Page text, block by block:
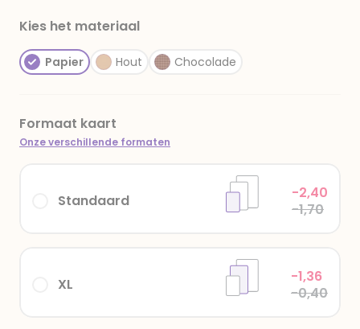
Kies het materiaal
Papier Hout Chocolade
Formaat kaart
Onze verschillende formaten
XL
-1,36
-0,40
Standaard
-2,40
-1,70